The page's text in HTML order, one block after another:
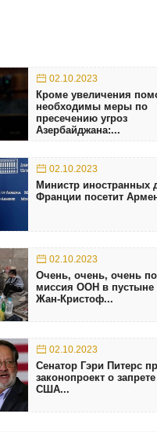
02.10.2023
Кроме увеличения
необходимы меры по
пресечению угроз
Азербайджана:...
02.10.2023
Министр иностранных
Франции посетит
02.10.2023
Очень, очень, очень
миссия ООН в пустыне
Жан-Кристоф...
02.10.2023
Сенатор Гэри Питерс
законопроект о
США...